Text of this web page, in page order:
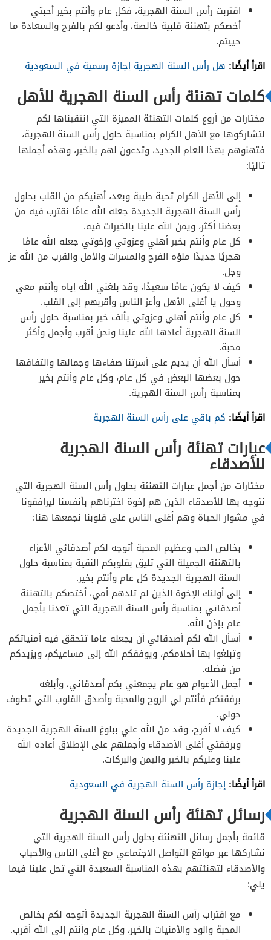
اقتربت رأس السنة الهجرية، فكل عام وأنتم بخير أحبتي
أخصكم بتهنئة قلبية خالصة، وأدعو لكم بالفرح والسعادة ما
حييتم.
اقرأ أيضًا: هل رأس السنة الهجرية إجازة رسمية في السعودية
كلمات تهنئة رأس السنة الهجرية للأهل
مختارات من أروع كلمات التهنئة المميزة التي انتقيناها لكم
لتشاركوها مع الأهل الكرام بمناسبة حلول رأس السنة الهجرية،
فتهنوهم بهذا العام الجديد، وتدعون لهم بالخير، وهذه أجملها
تاليًا:
إلى الأهل الكرام تحية طيبة وبعد، أهنيكم من القلب بحلول
رأس السنة الهجرية الجديدة جعله الله عامًا نقترب فيه من
بعضنا أكثر، ويمن الله علينا بالخيرات فيه.
كل عام وأنتم بخير أهلي وعزوتي وإخوتي جعله الله عامًا
هجريًا جديدًا ملؤه الفرح والمسرات والأمل والقرب من الله عز
وجل.
كيف لا يكون عامًا سعيدًا، وقد بلغني الله إياه وأنتم معي
وحول يا أغلى الأهل وأعز الناس وأقربهم إلى القلب.
كل عام وأنتم أهلي وعزوتي بألف خير بمناسبة حلول رأس
السنة الهجرية أعادها الله علينا ونحن أقرب وأجمل وأكثر
محبة.
أسأل الله أن يديم على أسرتنا صفاءها وجمالها والتفافها
حول بعضها البعض في كل عام، وكل عام وأنتم بخير
بمناسبة رأس السنة الهجرية.
اقرأ أيضًا: كم باقي على رأس السنة الهجرية
عبارات تهنئة رأس السنة الهجرية
للأصدقاء
مختارات من أجمل عبارات التهنئة بحلول رأس السنة الهجرية التي
نتوجه بها للأصدقاء الذين هم إخوة اخترناهم بأنفسنا ليرافقونا
في مشوار الحياة وهم أغلى الناس على قلوبنا نجمعها هنا:
بخالص الحب وعظيم المحبة أتوجه لكم أصدقائي الأعزاء
بالتهنئة الجميلة التي تليق بقلوبكم النقية بمناسبة حلول
السنة الهجرية الجديدة كل عام وأنتم بخير.
إلى أولئك الإخوة الذين لم تلدهم أمي، أختصكم بالتهنئة
أصدقائي بمناسبة رأس السنة الهجرية التي تعدنا بأجمل
عام بإذن الله.
أسأل الله لكم أصدقائي أن يجعله عاما تتحقق فيه أمنياتكم
وتبلغوا بها أحلامكم، ويوفقكم الله إلى مساعيكم، ويزيدكم
من فضله.
أجمل الأعوام هو عام يجمعني بكم أصدقائي، وأبلغه
برفقتكم فأنتم لي الروح والمحبة وأصدق القلوب التي تطوف
حولي.
كيف لا أفرح، وقد من الله علي ببلوغ السنة الهجرية الجديدة
وبرفقتي أغلى الأصدقاء وأجملهم على الإطلاق أعاده الله
علينا وعليكم بالخير واليمن والبركات.
اقرأ أيضًا: إجازة رأس السنة الهجرية في السعودية
رسائل تهنئة رأس السنة الهجرية
قائمة بأجمل رسائل التهنئة بحلول رأس السنة الهجرية التي
نشاركها عبر مواقع التواصل الاجتماعي مع أغلى الناس والأحباب
والأصدقاء لتهنئتهم بهذه المناسبة السعيدة التي تحل علينا فيما
يلي:
مع اقتراب رأس السنة الهجرية الجديدة أتوجه لكم بخالص
المحبة والود والأمنيات بالخير، وكل عام وأنتم إلى الله أقرب.